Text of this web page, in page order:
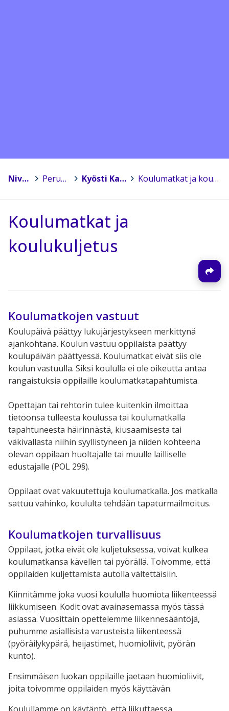
Nivala Perusopetus Kyösti Kallion koulu > Koulumatkat ja koulukuljetus
Koulumatkat ja
koulukuljetus
Koulumatkojen vastuut
Koulupäivä päättyy lukujärjestykseen merkittynä
ajankohtana. Koulun vastuu oppilaista päättyy
koulupäivän päättyessä. Koulumatkat eivät siis ole
koulun vastuulla. Siksi koululla ei ole oikeutta antaa
rangaistuksia oppilaille koulumatkatapahtumista.
Opettajan tai rehtorin tulee kuitenkin ilmoittaa
tietoonsa tulleesta koulussa tai koulumatkalla
tapahtuneesta häirinnästä, kiusaamisesta tai
väkivallasta niihin syyllistyneen ja niiden kohteena
olevan oppilaan huoltajalle tai muulle lailliselle
edustajalle (POL 29§).
Oppilaat ovat vakuutettuja koulumatkalla. Jos matkalla
sattuu vahinko, koululta tehdään tapaturmailmoitus.
Koulumatkojen turvallisuus
Oppilaat, jotka eivät ole kuljetuksessa, voivat kulkea
koulumatkansa kävellen tai pyörällä. Toivomme, että
oppilaiden kuljettamista autolla vältettäisiin.
Kiinnitämme joka vuosi koululla huomiota liikenteessä
liikkumiseen. Kodit ovat avainasemassa myös tässä
asiassa. Vuosittain opettelemme liikennesääntöjä,
puhumme asiallisista varusteista liikenteessä
(pyöräilykypärä, heijastimet, huomioliivit, pyörän
kunto).
Ensimmäisen luokan oppilaille jaetaan huomioliivit,
joita toivomme oppilaiden myös käyttävän.